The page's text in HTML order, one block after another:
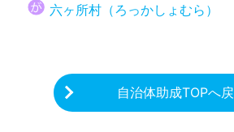
六ヶ所村（ろっかしょむら）
自治体助成TOPへ